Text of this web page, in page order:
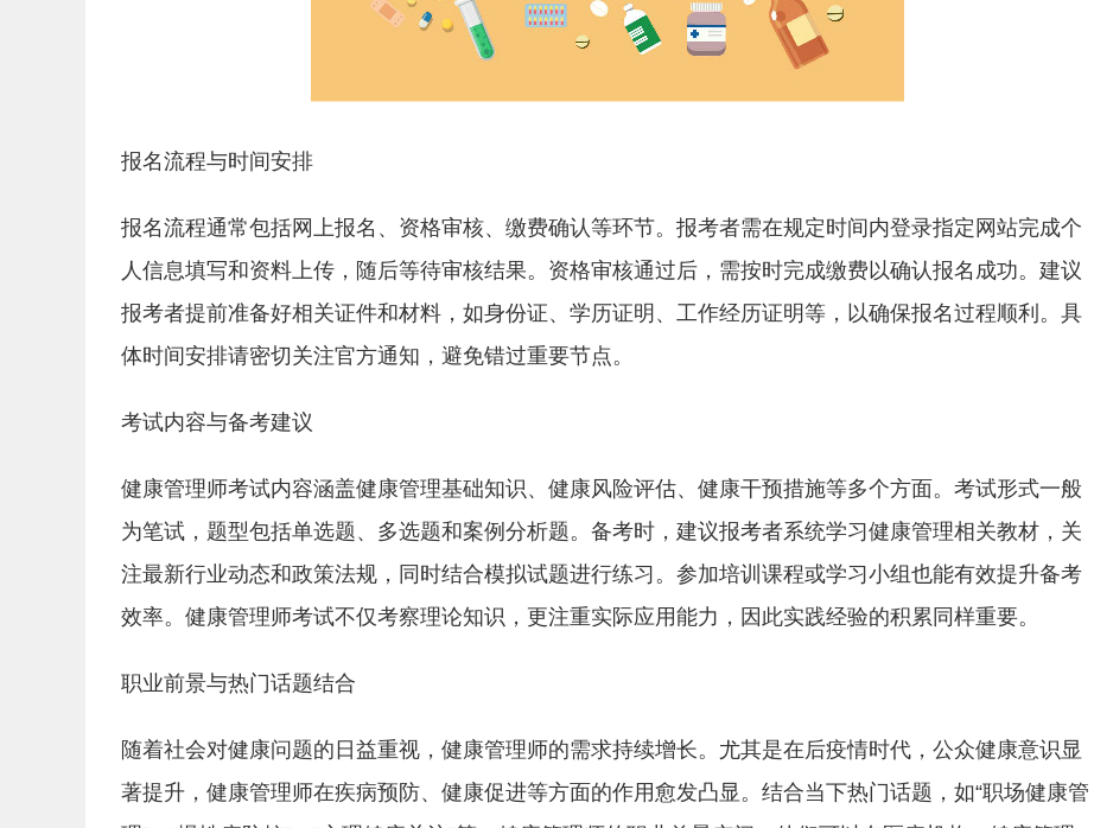
报名流程与时间安排
报名流程通常包括网上报名、资格审核、缴费确认等环节。报考者需在规定时间内登录指定网站完成个
人信息填写和资料上传，随后等待审核结果。资格审核通过后，需按时完成缴费以确认报名成功。建议
报考者提前准备好相关证件和材料，如身份证、学历证明、工作经历证明等，以确保报名过程顺利。具
体时间安排请密切关注官方通知，避免错过重要节点。
考试内容与备考建议
健康管理师考试内容涵盖健康管理基础知识、健康风险评估、健康干预措施等多个方面。考试形式一般
为笔试，题型包括单选题、多选题和案例分析题。备考时，建议报考者系统学习健康管理相关教材，关
注最新行业动态和政策法规，同时结合模拟试题进行练习。参加培训课程或学习小组也能有效提升备考
效率。健康管理师考试不仅考察理论知识，更注重实际应用能力，因此实践经验的积累同样重要。
职业前景与热门话题结合
随着社会对健康问题的日益重视，健康管理师的需求持续增长。尤其是在后疫情时代，公众健康意识显
著提升，健康管理师在疾病预防、健康促进等方面的作用愈发凸显。结合当下热门话题，如“职场健康管